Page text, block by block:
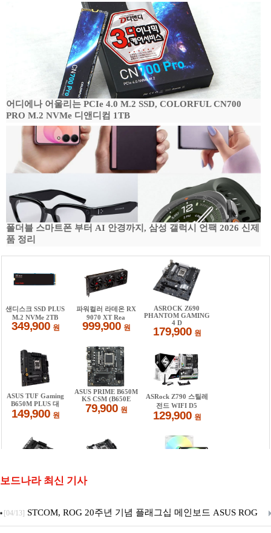
어디에나 어울리는 PCIe 4.0 M.2 SSD, COLORFUL CN700
PRO M.2 NVMe 디앤디컴 1TB
폴더블 스마트폰 부터 AI 안경까지, 삼성 갤럭시 언팩 2026 신제
품 정리
보드나라 최신 기사
[04/13] STCOM, ROG 20주년 기념 플래그십 메인보드 ASUS ROG